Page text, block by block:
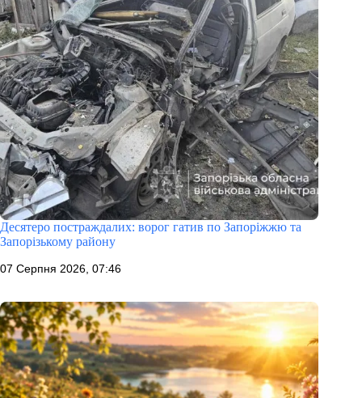
Десятеро постраждалих: ворог гатив по Запоріжжю та
Запорізькому району
07 Серпня 2026, 07:46